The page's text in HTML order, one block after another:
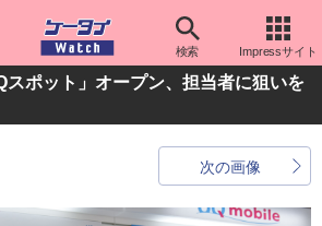
検索 Impressサイト
スポット」オープン、担当者に狙いを
次の画像